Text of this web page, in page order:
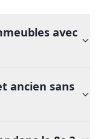
avec
ancien sans